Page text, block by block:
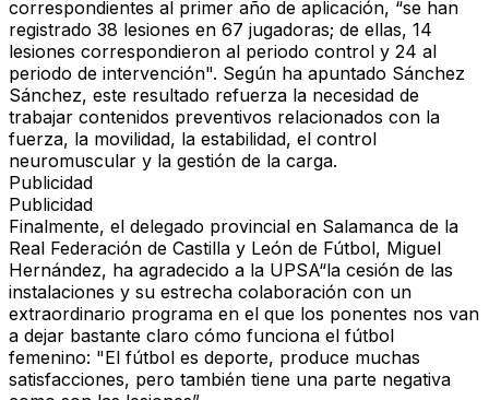
correspondientes al primer año de aplicación, “se han
registrado 38 lesiones en 67 jugadoras; de ellas, 14
lesiones correspondieron al periodo control y 24 al
periodo de intervención". Según ha apuntado Sánchez
Sánchez, este resultado refuerza la necesidad de
trabajar contenidos preventivos relacionados con la
fuerza, la movilidad, la estabilidad, el control
neuromuscular y la gestión de la carga.
Publicidad
Publicidad
Finalmente, el delegado provincial en Salamanca de la
Real Federación de Castilla y León de Fútbol, Miguel
Hernández, ha agradecido a la UPSA“la cesión de las
instalaciones y su estrecha colaboración con un
extraordinario programa en el que los ponentes nos van
a dejar bastante claro cómo funciona el fútbol
femenino: "El fútbol es deporte, produce muchas
satisfacciones, pero también tiene una parte negativa